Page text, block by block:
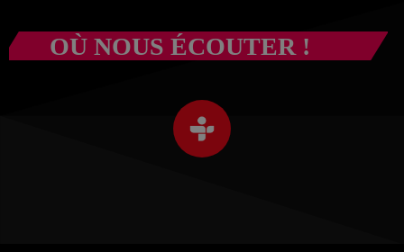
OÙ NOUS ÉCOUTER !